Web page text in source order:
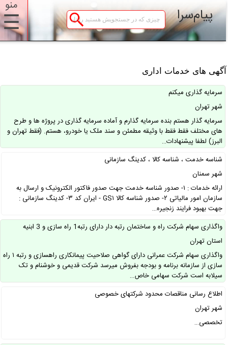
منو
☰ پیام‌سرا
آگهی های خدمات اداری
سرمایه گذاری میکنم
شهر تهران
سرمایه گذار هستم بنده سرمایه گذارم و آماده سرمایه گذاری در پروژه ها و طرح
های مختلف فقط فقط با وثیقه مطمئن و سند ملک یا خودرو، هستم. (فقط تهران و
البرز) لطفا پیشنهادات…
شناسه خدمت ، شناسه کالا ، کدینگ سازمانی
شهر سمنان
ارائه خدمات : ۱- صدور شناسه خدمت جهت صدور فاکتور الکترونیک و ارسال به
سازمان امور مالیاتی ۲- صدور شناسه کالا GS۱ - ایران کد ۳- کدینگ سازمانی :
جهت بهبود فرایند زنجیره…
واگذاری سهام شرکت راه و ساختمان رتبه دار دارای رتبه1 راه سازی و 3 ابنیه
استان تهران
واگذاری سهام شرکت عمرانی دارای گواهی صلاحیت پیمانکاری راهسازی و رتبه ۱ راه
سازی از سازمانه برنامه و بودجه بفروش میرسد شرکت قدیمی و خوشنام و تک
سیلابه است شرکت سهامی خاص…
اطلاع رسانی مناقصات محدود شرکتهای خصوصی
شهر تهران
تخصصی…